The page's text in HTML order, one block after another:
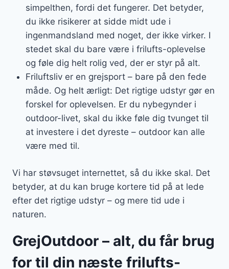
simpelthen, fordi det fungerer. Det betyder,
du ikke risikerer at sidde midt ude i
ingenmandsland med noget, der ikke virker. I
stedet skal du bare være i frilufts-oplevelse
og føle dig helt rolig ved, der er styr på alt.
Friluftsliv er en grejsport – bare på den fede
måde. Og helt ærligt: Det rigtige udstyr gør en
forskel for oplevelsen. Er du nybegynder i
outdoor-livet, skal du ikke føle dig tvunget til
at investere i det dyreste – outdoor kan alle
være med til.
Vi har støvsuget internettet, så du ikke skal. Det
betyder, at du kan bruge kortere tid på at lede
efter det rigtige udstyr – og mere tid ude i
naturen.
GrejOutdoor – alt, du får brug
for til din næste frilufts-